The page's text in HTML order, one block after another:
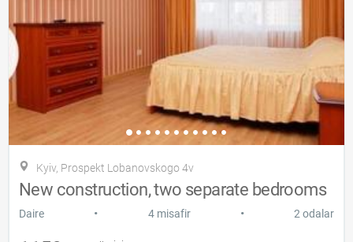
Kyiv, Prospekt Lobanovskogo 4v
New construction, two separate bedrooms
Daire • 4 misafir • 2 odalar